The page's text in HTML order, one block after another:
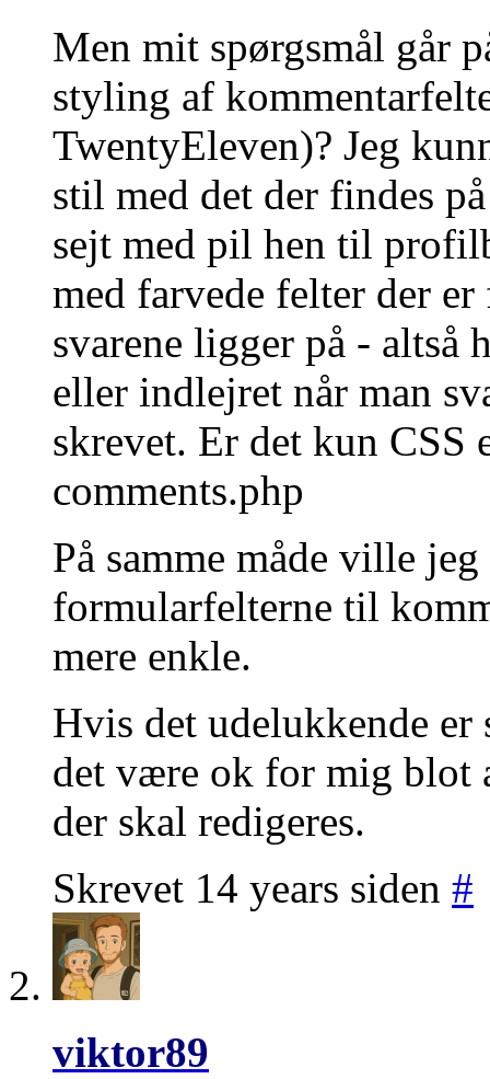
Men mit spørgsmål går
styling af
TwentyEleven)? Jeg
stil med det der findes
sejt med pil hen til
med farvede felter der
svarene ligger på - altså
eller indlejret når man
skrevet. Er det kun
comments.php
På samme måde ville
formularfelterne til
mere enkle.
Hvis det udelukkende
det være ok for mig blot
der skal redigeres.
Skrevet 14 years siden #
viktor89